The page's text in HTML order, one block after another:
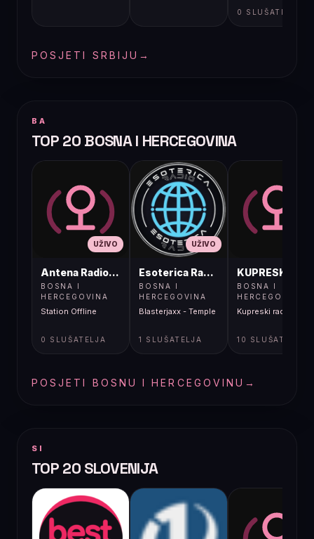
0 SLUŠATELJA
POSJETI SRBIJU →
BA
TOP 20 BOSNA I HERCEGOVINA
UŽIVO
Antena Radio, Jelah Tešanj
BOSNA I
HERCEGOVINA
Station Offline
0 SLUŠATELJA
UŽIVO
Esoterica Radio S1
BOSNA I
HERCEGOVINA
Blasterjaxx - Temple
1 SLUŠATELJA
BOSNA I
HERCEGOVINA
Kupreski radio
10 SLUŠATELJA
POSJETI BOSNU I HERCEGOVINU →
SI
TOP 20 SLOVENIJA